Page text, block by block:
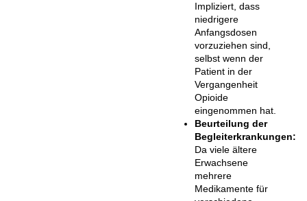
Impliziert, dass
niedrigere
Anfangsdosen
vorzuziehen sind,
selbst wenn der
Patient in der
Vergangenheit
Opioide
eingenommen hat.
Beurteilung der
Begleiterkrankungen:
Da viele ältere
Erwachsene
mehrere
Medikamente für